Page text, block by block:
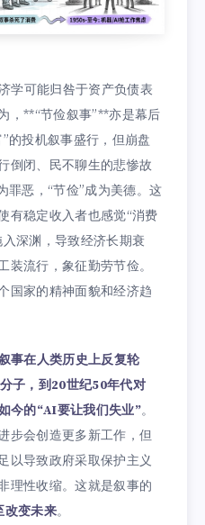
学可能归咎于资产负债表
，**“节俭叙事”**亦是幕后
的投机叙事盛行，但崩盘
倒闭、民不聊生的悲惨故
罪恶，“节俭”成为美德。这
有稳定收入者也感觉“消费
深渊，导致经济长期衰
装流行，象征勤劳节俭。
国家的精神面貌和经济趋
事在人类历史上反复轮
子，到20世纪50年代对
今的“AI要让我们失业”。
步会创造更多新工作，但
以导致政府采取保护主义
理性收缩。这就是叙事的
改变未来。